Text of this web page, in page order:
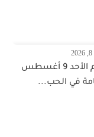
أبراج اليوم الأحد 9 أغسطس